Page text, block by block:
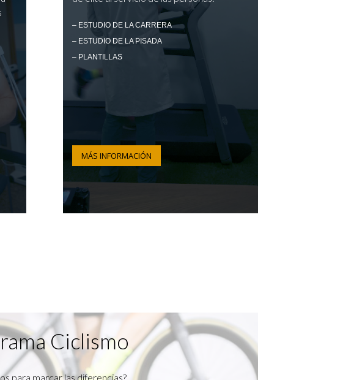
– ESTUDIO DE LA CARRERA
– ESTUDIO DE LA PISADA
– PLANTILLAS
MÁS INFORMACIÓN
Ciclismo
para marcar las diferencias?